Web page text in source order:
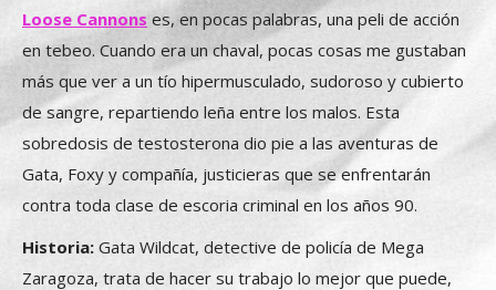
Loose Cannons es, en pocas palabras, una peli de acción
en tebeo. Cuando era un chaval, pocas cosas me gustaban
más que ver a un tío hipermusculado, sudoroso y cubierto
de sangre, repartiendo leña entre los malos. Esta
sobredosis de testosterona dio pie a las aventuras de
Gata, Foxy y compañía, justicieras que se enfrentarán
contra toda clase de escoria criminal en los años 90.
Historia: Gata Wildcat, detective de policía de Mega
Zaragoza, trata de hacer su trabajo lo mejor que puede,